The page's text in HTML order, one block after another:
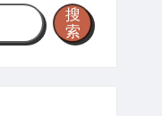
搜
索